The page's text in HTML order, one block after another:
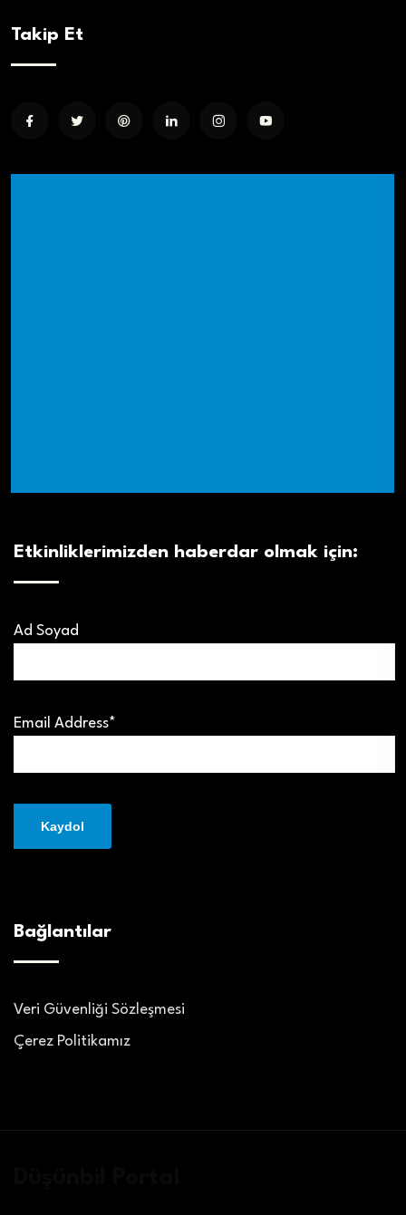
Takip Et
Etkinliklerimizden haberdar olmak için:
Ad Soyad
Email Address*
Bağlantılar
Veri Güvenliği Sözleşmesi
Çerez Politikamız